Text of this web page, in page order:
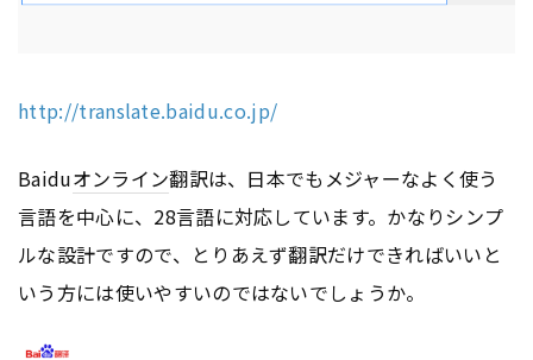
http://translate.baidu.co.jp/
Baiduオンライン翻訳は、日本でもメジャーなよく使う
言語を中心に、28言語に対応しています。かなりシンプ
ルな設計ですので、とりあえず翻訳だけできればいいと
いう方には使いやすいのではないでしょうか。